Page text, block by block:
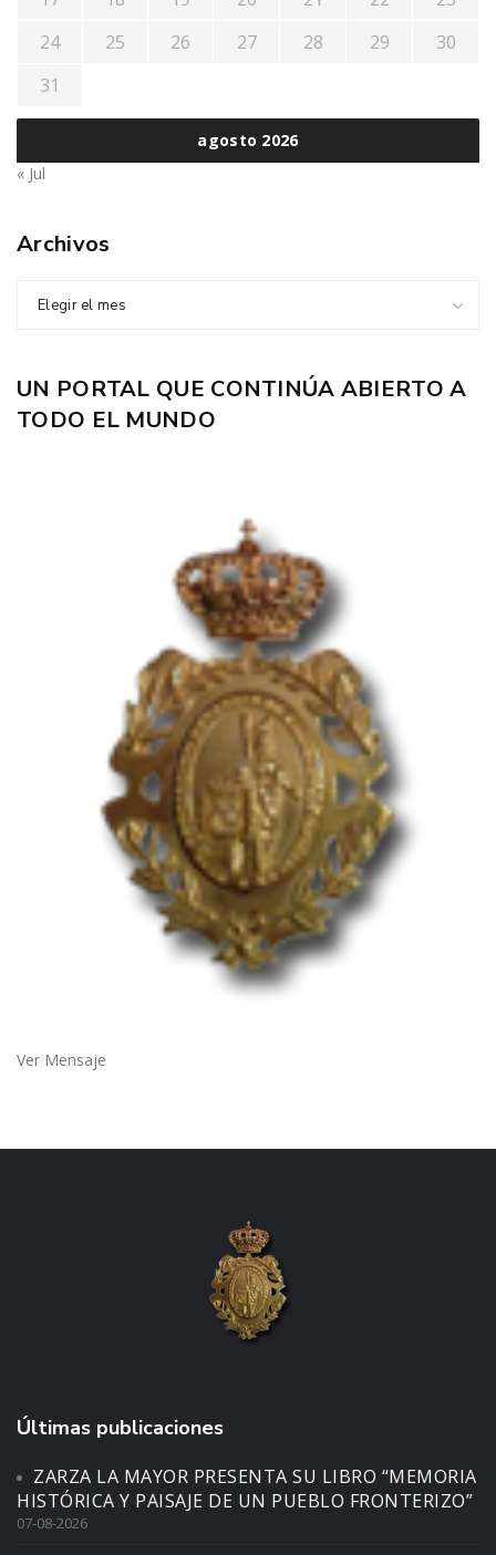
agosto 2026
24
25 26 27 28 29
30
31
« Jul
Archivos
Elegir el mes
UN PORTAL QUE CONTINÚA ABIERTO A
TODO EL MUNDO
Ver Mensaje
Últimas publicaciones
ZARZA LA MAYOR PRESENTA SU LIBRO “MEMORIA
HISTÓRICA Y PAISAJE DE UN PUEBLO FRONTERIZO”
07-08-2026